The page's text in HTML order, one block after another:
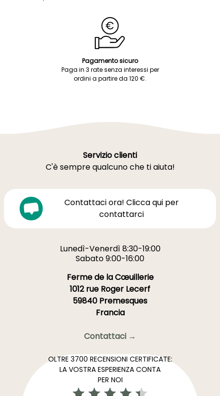
Pagamento sicuro
Paga in 3 rate senza interessi per
ordini a partire da 120 €.
Servizio clienti
C'è sempre qualcuno che ti aiuta!
Contattaci ora! Clicca qui per
contattarci
Lunedì-Venerdì 8:30-19:00
Sabato 9:00-16:00
Ferme de la Cœuillerie
1012 rue Roger Lecerf
59840 Premesques
Francia
Contattaci →
OLTRE 3700 RECENSIONI CERTIFICATE:
LA VOSTRA ESPERIENZA CONTA
PER NOI